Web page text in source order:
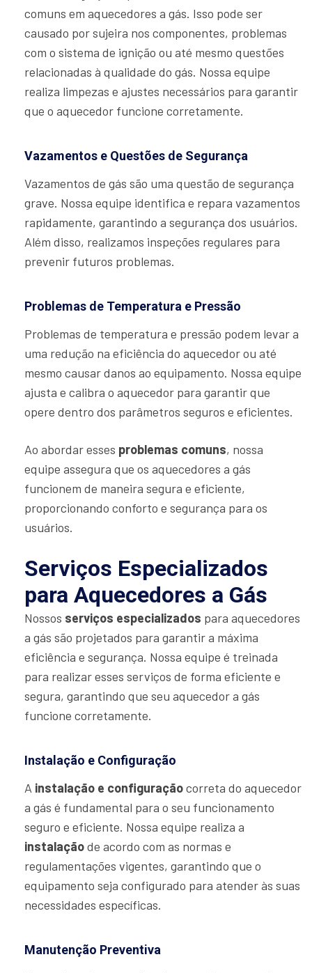
comuns em aquecedores a gás. Isso pode ser
causado por sujeira nos componentes, problemas
com o sistema de ignição ou até mesmo questões
relacionadas à qualidade do gás. Nossa equipe
realiza limpezas e ajustes necessários para garantir
que o aquecedor funcione corretamente.
Vazamentos e Questões de Segurança
Vazamentos de gás são uma questão de segurança
grave. Nossa equipe identifica e repara vazamentos
rapidamente, garantindo a segurança dos usuários.
Além disso, realizamos inspeções regulares para
prevenir futuros problemas.
Problemas de Temperatura e Pressão
Problemas de temperatura e pressão podem levar a
uma redução na eficiência do aquecedor ou até
mesmo causar danos ao equipamento. Nossa equipe
ajusta e calibra o aquecedor para garantir que
opere dentro dos parâmetros seguros e eficientes.
Ao abordar esses problemas comuns, nossa
equipe assegura que os aquecedores a gás
funcionem de maneira segura e eficiente,
proporcionando conforto e segurança para os
usuários.
Serviços Especializados
para Aquecedores a Gás
Nossos serviços especializados para aquecedores
a gás são projetados para garantir a máxima
eficiência e segurança. Nossa equipe é treinada
para realizar esses serviços de forma eficiente e
segura, garantindo que seu aquecedor a gás
funcione corretamente.
Instalação e Configuração
A instalação e configuraçãocorreta do aquecedor
a gás é fundamental para o seu funcionamento
seguro e eficiente. Nossa equipe realiza a
instalaçãode acordo com as normas e
regulamentações vigentes, garantindo que o
equipamento seja configurado para atender às suas
necessidades específicas.
Manutenção Preventiva